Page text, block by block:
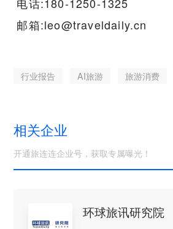
邮箱:leo@traveldaily.cn
行业报告 AI旅游 旅游消费
相关企业
开通旅连连企业号，获取专属曝光！
环球旅讯研究院